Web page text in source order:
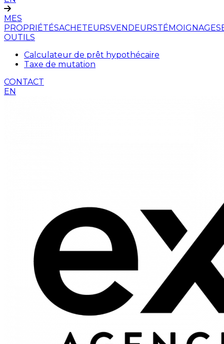
MES
PROPRIÉTÉSACHETEURSVENDEURSTÉMOIGNAGES
OUTILS
Calculateur de prêt hypothécaire
Taxe de mutation
CONTACT
EN